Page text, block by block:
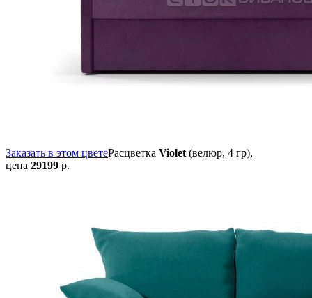
Заказать в этом цветеРасцветка Violet(велюр, 4 гр),
цена 29199 р.